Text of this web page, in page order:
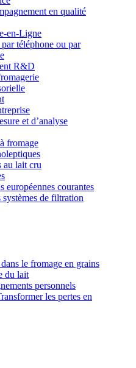
en qualité
en-Ligne
téléphone ou par
R&D
et d’analyse
fromage
au lait cru
européennes courantes
de filtration
le fromage en grains
du lait
personnels
les pertes en